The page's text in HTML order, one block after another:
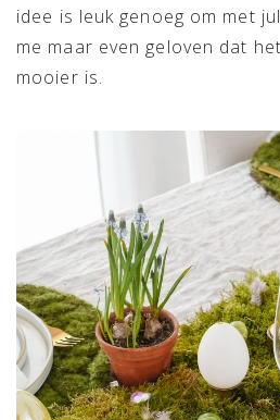
idee is leuk genoeg om met
me maar even geloven dat het
mooier is.